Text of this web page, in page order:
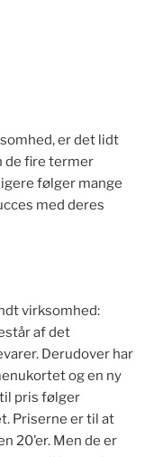
er det lidt
de fire termer
følger mange
med deres
virksomhed:
af det
Derudover har
og en ny
pris følger
Priserne er til at
20’er. Men de er